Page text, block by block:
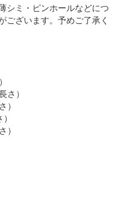
シミ・ピンホールなどにつ
ございます。予めご了承く
さ）
）
）